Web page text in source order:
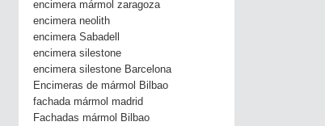
encimera mármol zaragoza
encimera neolith
encimera Sabadell
encimera silestone
encimera silestone Barcelona
Encimeras de mármol Bilbao
fachada mármol madrid
Fachadas mármol Bilbao